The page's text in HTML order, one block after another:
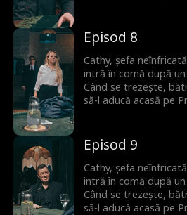
plac, între ei încep să
nu își dă seama că
iubitul din copilărie al
căutat amândoi tot
Episod 8
Cathy, șefa
intră în comă după
Când se trezește,
să-l aducă acasă pe
plac, între ei încep să
nu își dă seama că
iubitul din copilărie al
căutat amândoi tot
Episod 9
Cathy, șefa
intră în comă după
Când se trezește,
să-l aducă acasă pe